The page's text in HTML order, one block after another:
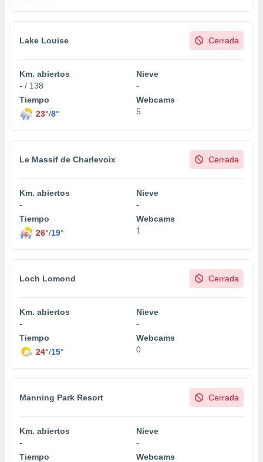
Lake Louise Cerrada
Km. abiertos
- / 138
Nieve
-
Tiempo
23°/8°
Webcams
5
Le Massif de Charlevoix Cerrada
Km. abiertos
-
Nieve
-
Tiempo
26°/19°
Webcams
1
Loch Lomond Cerrada
Km. abiertos
-
Nieve
-
Tiempo
24°/15°
Webcams
0
Manning Park Resort Cerrada
Km. abiertos
-
Nieve
-
Tiempo
Webcams